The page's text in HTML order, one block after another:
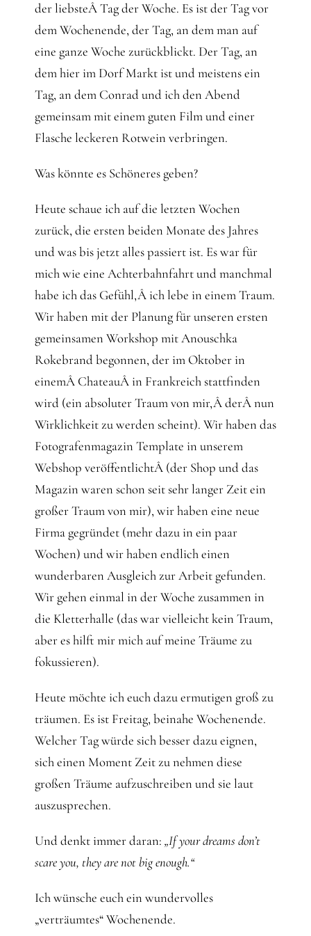
der liebsteÂ Tag der Woche. Es ist der Tag vor
dem Wochenende, der Tag, an dem man auf
eine ganze Woche zurückblickt. Der Tag, an
dem hier im Dorf Markt ist und meistens ein
Tag, an dem Conrad und ich den Abend
gemeinsam mit einem guten Film und einer
Flasche leckeren Rotwein verbringen.
Was könnte es Schöneres geben?
Heute schaue ich auf die letzten Wochen
zurück, die ersten beiden Monate des Jahres
und was bis jetzt alles passiert ist. Es war für
mich wie eine Achterbahnfahrt und manchmal
habe ich das Gefühl,Â ich lebe in einem Traum.
Wir haben mit der Planung für unseren ersten
gemeinsamen Workshop mit Anouschka
Rokebrand begonnen, der im Oktober in
einemÂ ChateauÂ in Frankreich stattfinden
wird (ein absoluter Traum von mir,Â derÂ nun
Wirklichkeit zu werden scheint). Wir haben das
Fotografenmagazin Template in unserem
Webshop veröffentlichtÂ (der Shop und das
Magazin waren schon seit sehr langer Zeit ein
großer Traum von mir), wir haben eine neue
Firma gegründet (mehr dazu in ein paar
Wochen) und wir haben endlich einen
wunderbaren Ausgleich zur Arbeit gefunden.
Wir gehen einmal in der Woche zusammen in
die Kletterhalle (das war vielleicht kein Traum,
aber es hilft mir mich auf meine Träume zu
fokussieren).
Heute möchte ich euch dazu ermutigen groß zu
träumen. Es ist Freitag, beinahe Wochenende.
Welcher Tag würde sich besser dazu eignen,
sich einen Moment Zeit zu nehmen diese
großen Träume aufzuschreiben und sie laut
auszusprechen.
Und denkt immer daran: „If your dreams don’t
scare you, they are not big enough.“
Ich wünsche euch ein wundervolles
„verträumtes“ Wochenende.